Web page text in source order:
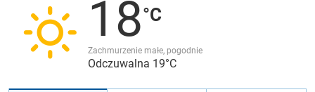
18
Zachmurzenie małe, pogodnie
Odczuwalna 19°C